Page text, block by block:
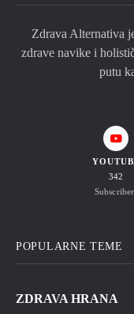
Zdrava Alternativa
zdrave navike i
putu
342
POPULARNE TEME
ZDRAVA HRANA